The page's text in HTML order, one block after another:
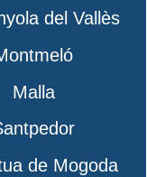
del Vallès
Malla
de Mogoda